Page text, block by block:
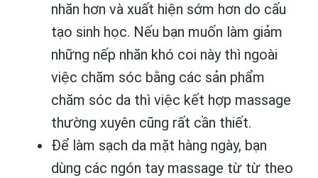
nhăn hơn và xuất hiện sớm hơn do cấu
tạo sinh học. Nếu bạn muốn làm giảm
những nếp nhăn khó coi này thì ngoài
việc chăm sóc bằng các sản phẩm
chăm sóc da thì việc kết hợp massage
thường xuyên cũng rất cần thiết.
Để làm sạch da mặt hàng ngày, bạn
dùng các ngón tay massage từ từ theo